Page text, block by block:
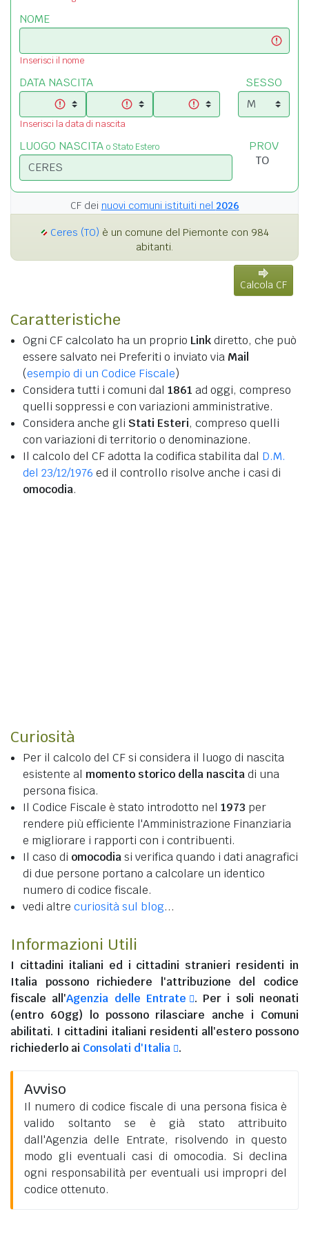
NOME
Inserisci il nome
DATA NASCITA
Inserisci la data di nascita
SESSO
LUOGO NASCITA o Stato Estero PROV
CF dei nuovi comuni istituiti nel 2026
Ceres (TO) è un comune del Piemonte con 984
abitanti.
Calcola CF
Caratteristiche
Ogni CF calcolato ha un proprio Linkdiretto, che può
essere salvato nei Preferiti o inviato via Mail
(esempio di un Codice Fiscale)
Considera tutti i comuni dal 1861 ad oggi, compreso
quelli soppressi e con variazioni amministrative.
Considera anche gli Stati Esteri, compreso quelli
con variazioni di territorio o denominazione.
Il calcolo del CF adotta la codifica stabilita dal D.M.
del 23/12/1976 ed il controllo risolve anche i casi di
omocodia.
Curiosità
Per il calcolo del CF si considera il luogo di nascita
esistente al momento storico della nascitadi una
persona fisica.
Il Codice Fiscale è stato introdotto nel 1973 per
rendere più efficiente l'Amministrazione Finanziaria
e migliorare i rapporti con i contribuenti.
Il caso di omocodiasi verifica quando i dati anagrafici
di due persone portano a calcolare un identico
numero di codice fiscale.
vedi altre curiosità sul blog...
Informazioni Utili
I cittadini italiani ed i cittadini stranieri residenti in
Italia possono richiedere l'attribuzione del codice
fiscale all'Agenzia delle Entrate
. Per i soli neonati
(entro 60gg) lo possono rilasciare anche i Comuni
abilitati. I cittadini italiani residenti all'esteropossono
richiederlo ai Consolati d'Italia .
Avviso
Il numero di codice fiscale di una persona fisica è
valido soltanto se è già stato attribuito
dall'Agenzia delle Entrate, risolvendo in questo
modo gli eventuali casi di omocodia. Si declina
ogni responsabilità per eventuali usi impropri del
codice ottenuto.